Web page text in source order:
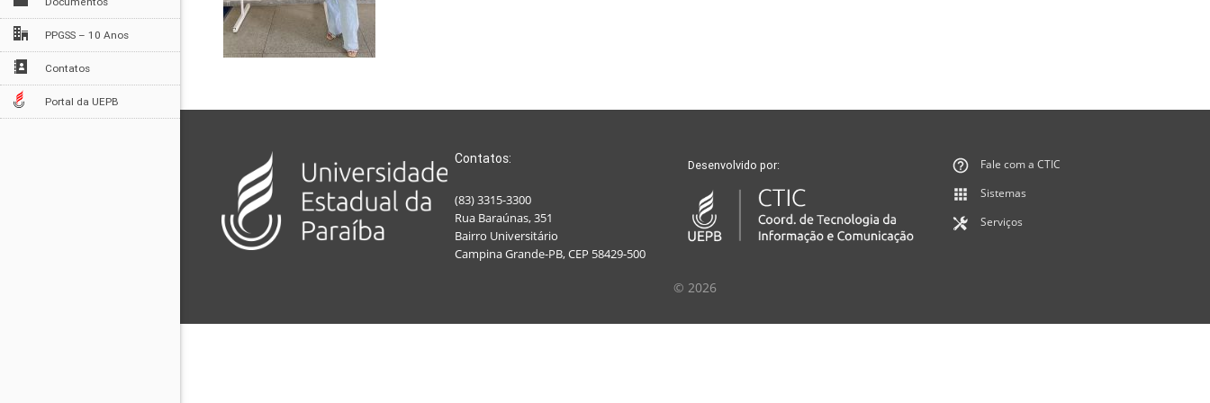
PPGSS – 10 Anos
Contatos
Portal da UEPB
Contatos:
(83) 3315-3300
Rua Baraúnas, 351
Bairro Universitário
Campina Grande-PB, CEP 58429-500
Desenvolvido por:
Fale com a CTIC
Sistemas
Serviços
© 2026